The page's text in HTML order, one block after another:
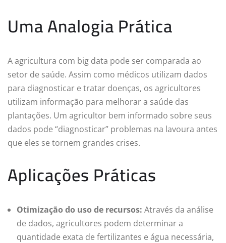
Uma Analogia Prática
A agricultura com big data pode ser comparada ao
setor de saúde. Assim como médicos utilizam dados
para diagnosticar e tratar doenças, os agricultores
utilizam informação para melhorar a saúde das
plantações. Um agricultor bem informado sobre seus
dados pode “diagnosticar” problemas na lavoura antes
que eles se tornem grandes crises.
Aplicações Práticas
Otimização do uso de recursos: Através da análise
de dados, agricultores podem determinar a
quantidade exata de fertilizantes e água necessária,